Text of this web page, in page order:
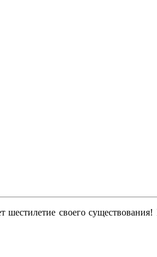
шестилетие своего